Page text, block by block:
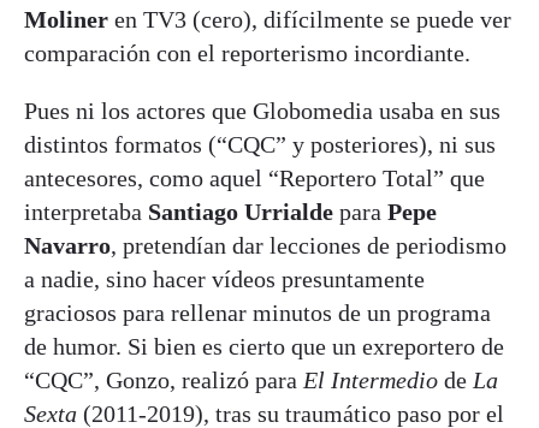
Moliner en TV3 (cero), difícilmente se puede ver
comparación con el reporterismo incordiante.
Pues ni los actores que Globomedia usaba en sus
distintos formatos (“CQC” y posteriores), ni sus
antecesores, como aquel “Reportero Total” que
interpretaba Santiago Urrialde para Pepe
Navarro, pretendían dar lecciones de periodismo
a nadie, sino hacer vídeos presuntamente
graciosos para rellenar minutos de un programa
de humor. Si bien es cierto que un exreportero de
“CQC”, Gonzo, realizó para El Intermedio de La
Sexta (2011-2019), tras su traumático paso por el